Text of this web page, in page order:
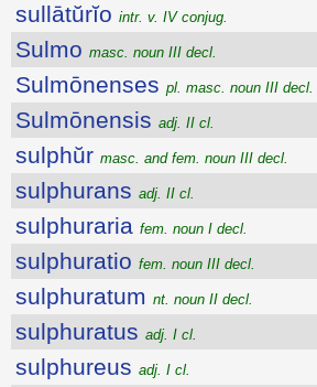
sullātŭrĭo intr. v. IV conjug.
Sulmo masc. noun III decl.
Sulmōnenses pl. masc. noun III decl.
Sulmōnensis adj. II cl.
sulphŭr masc. and fem. noun III decl.
sulphurans adj. II cl.
sulphuraria fem. noun I decl.
sulphuratio fem. noun III decl.
sulphuratum nt. noun II decl.
sulphuratus adj. I cl.
sulphureus adj. I cl.